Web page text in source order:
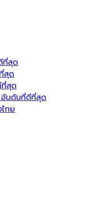
ที่สุด
สุด
ที่สุด
อันดับที่ดีที่สุด
ทย